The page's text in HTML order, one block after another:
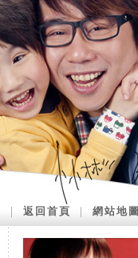
返回首頁 網站地圖